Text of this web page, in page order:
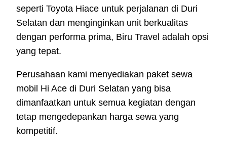
seperti Toyota Hiace untuk perjalanan di Duri
Selatan dan menginginkan unit berkualitas
dengan performa prima, Biru Travel adalah opsi
yang tepat.
Perusahaan kami menyediakan paket sewa
mobil Hi Ace di Duri Selatan yang bisa
dimanfaatkan untuk semua kegiatan dengan
tetap mengedepankan harga sewa yang
kompetitif.